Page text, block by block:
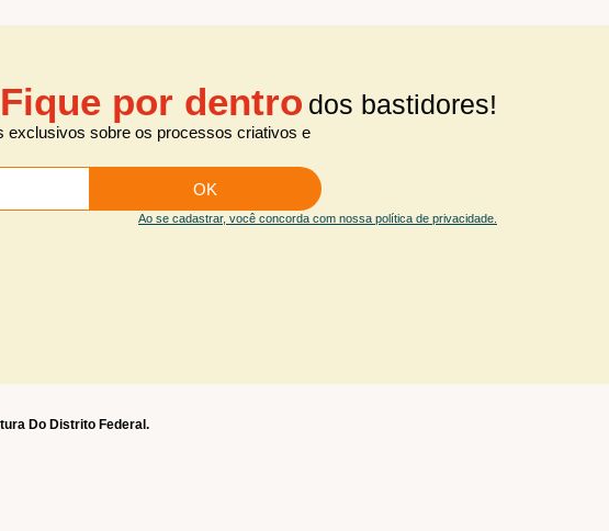
dos bastidores!
Fique por dentro
exclusivos sobre os processos criativos e
OK
Ao se cadastrar, você concorda com nossa política de privacidade.
Do Distrito Federal.